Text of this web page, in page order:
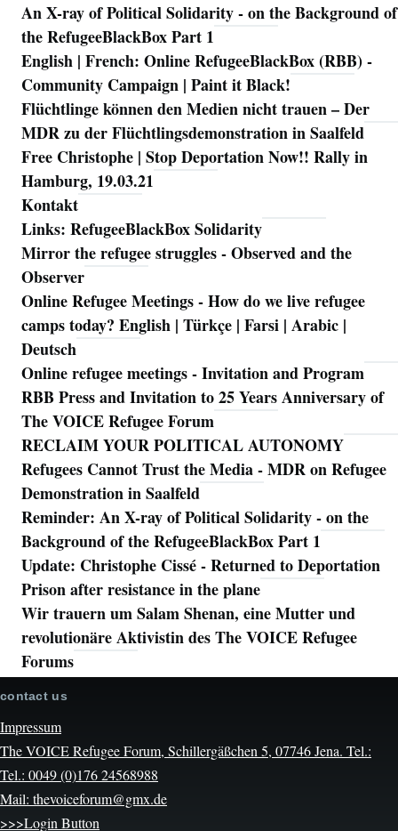
Navigation
An X-ray of Political Solidarity - on the Background of
the RefugeeBlackBox Part 1
English | French: Online RefugeeBlackBox (RBB) -
Community Campaign | Paint it Black!
Flüchtlinge können den Medien nicht trauen – Der
MDR zu der Flüchtlingsdemonstration in Saalfeld
Free Christophe | Stop Deportation Now!! Rally in
Hamburg, 19.03.21
Kontakt
Links: RefugeeBlackBox Solidarity
Mirror the refugee struggles - Observed and the
Observer
Online Refugee Meetings - How do we live refugee
camps today? English | Türkçe | Farsi | Arabic |
Deutsch
Online refugee meetings - Invitation and Program
RBB Press and Invitation to 25 Years Anniversary of
The VOICE Refugee Forum
RECLAIM YOUR POLITICAL AUTONOMY
Refugees Cannot Trust the Media - MDR on Refugee
Demonstration in Saalfeld
Reminder: An X-ray of Political Solidarity - on the
Background of the RefugeeBlackBox Part 1
Update: Christophe Cissé - Returned to Deportation
Prison after resistance in the plane
Wir trauern um Salam Shenan, eine Mutter und
revolutionäre Aktivistin des The VOICE Refugee
Forums
contact us
Impressum
The VOICE Refugee Forum, Schillergäßchen 5, 07746 Jena. Tel.:
Tel.: 0049 (0)176 24568988
Mail: thevoiceforum@gmx.de
>>>Login Button